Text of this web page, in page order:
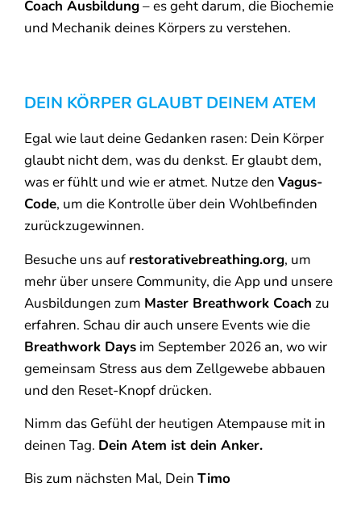
Coach Ausbildung– es geht darum, die Biochemie
und Mechanik deines Körpers zu verstehen.
DEIN KÖRPER GLAUBT DEINEM ATEM
Egal wie laut deine Gedanken rasen: Dein Körper
glaubt nicht dem, was du denkst. Er glaubt dem,
was er fühlt und wie er atmet. Nutze den Vagus-
Code, um die Kontrolle über dein Wohlbefinden
zurückzugewinnen.
Besuche uns auf restorativebreathing.org, um
mehr über unsere Community, die App und unsere
Ausbildungen zum Master Breathwork Coach zu
erfahren. Schau dir auch unsere Events wie die
Breathwork Days im September 2026 an, wo wir
gemeinsam Stress aus dem Zellgewebe abbauen
und den Reset-Knopf drücken.
Nimm das Gefühl der heutigen Atempause mit in
deinen Tag. Dein Atem ist dein Anker.
Bis zum nächsten Mal, Dein Timo